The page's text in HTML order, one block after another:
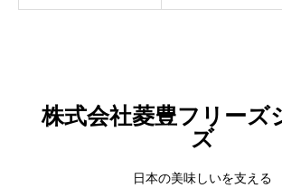
株式会社菱豊フリーズ
ズ
日本の美味しいを支える